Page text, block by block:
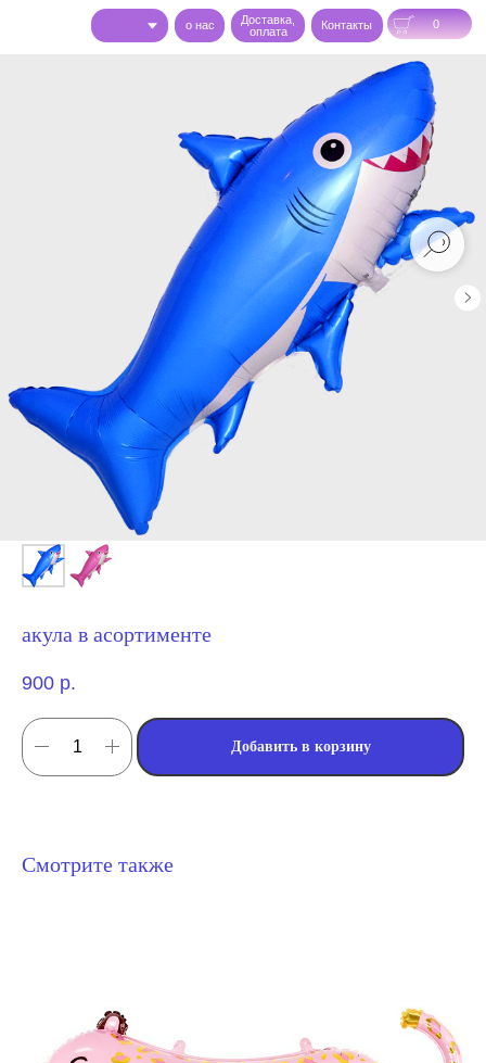
0
Доставка,
оплата
Контакты
акула в асортименте
900 р.
Добавить в корзину
Смотрите также